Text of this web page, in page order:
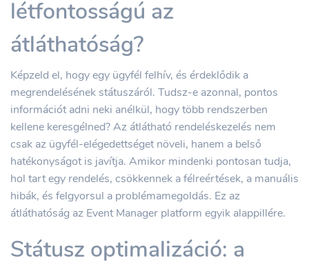
létfontosságú az
átláthatóság?
Képzeld el, hogy egy ügyfél felhív, és érdeklődik a
megrendelésének státuszáról. Tudsz-e azonnal, pontos
információt adni neki anélkül, hogy több rendszerben
kellene keresgélned? Az átlátható rendeléskezelés nem
csak az ügyfél-elégedettséget növeli, hanem a belső
hatékonyságot is javítja. Amikor mindenki pontosan tudja,
hol tart egy rendelés, csökkennek a félreértések, a manuális
hibák, és felgyorsul a problémamegoldás. Ez az
átláthatóság az Event Manager platform egyik alappillére.
Státusz optimalizáció: a